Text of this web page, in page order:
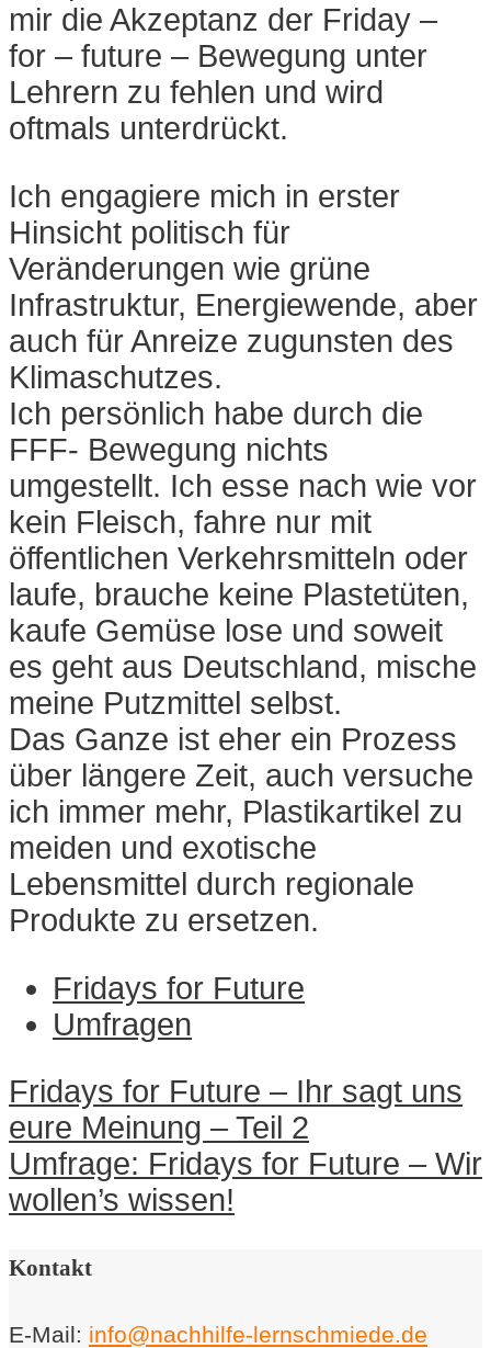
mir die Akzeptanz der Friday –
for – future – Bewegung unter
Lehrern zu fehlen und wird
oftmals unterdrückt.
Ich engagiere mich in erster
Hinsicht politisch für
Veränderungen wie grüne
Infrastruktur, Energiewende, aber
auch für Anreize zugunsten des
Klimaschutzes.
Ich persönlich habe durch die
FFF- Bewegung nichts
umgestellt. Ich esse nach wie vor
kein Fleisch, fahre nur mit
öffentlichen Verkehrsmitteln oder
laufe, brauche keine Plastetüten,
kaufe Gemüse lose und soweit
es geht aus Deutschland, mische
meine Putzmittel selbst.
Das Ganze ist eher ein Prozess
über längere Zeit, auch versuche
ich immer mehr, Plastikartikel zu
meiden und exotische
Lebensmittel durch regionale
Produkte zu ersetzen.
Fridays for Future
Umfragen
Navigation
innerhalb
eines
Beitrags
Fridays for Future – Ihr sagt uns
eure Meinung – Teil 2
Umfrage: Fridays for Future – Wir
wollen’s wissen!
Kontakt
E-Mail: info@nachhilfe-lernschmiede.de